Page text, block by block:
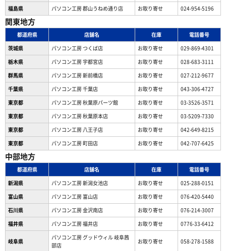
福島県
パソコン工房 郡山うねめ通り店 お取り寄せ 024-954-5196
関東地方
都道府県 店舗名 在庫
電話番号
茨城県
パソコン工房 つくば店 お取り寄せ
029-869-4301
栃木県
パソコン工房 宇都宮店 お取り寄せ
028-683-3111
群馬県
パソコン工房 新前橋店 お取り寄せ
027-212-9677
千葉県
パソコン工房 千葉店 お取り寄せ
043-306-4727
東京都
パソコン工房 秋葉原パーツ館 お取り寄せ
03-3526-3571
東京都
パソコン工房 秋葉原本店 お取り寄せ
03-5209-7330
東京都
パソコン工房 八王子店 お取り寄せ
042-649-8215
東京都
パソコン工房 町田店 お取り寄せ 042-707-6425
中部地方
都道府県 店舗名 在庫
電話番号
新潟県
パソコン工房 新潟女池店 お取り寄せ
025-288-0151
富山県
パソコン工房 富山店 お取り寄せ
076-420-5440
石川県
パソコン工房 金沢南店 お取り寄せ
076-214-3007
福井県
パソコン工房 福井店 お取り寄せ 0776-33-6412
岐阜県
パソコン工房 グッドウィル 岐阜茜
部店
お取り寄せ 058-278-1588